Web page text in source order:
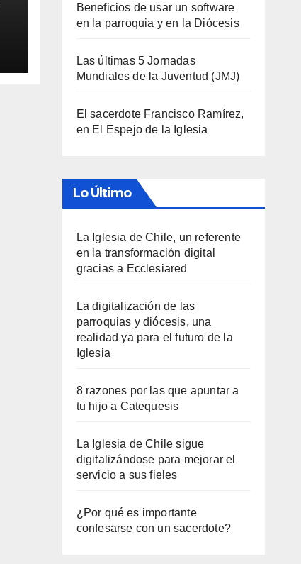
Beneficios de usar un software
en la parroquia y en la Diócesis
Las últimas 5 Jornadas
Mundiales de la Juventud (JMJ)
El sacerdote Francisco Ramírez,
en El Espejo de la Iglesia
Lo Último
La Iglesia de Chile, un referente
en la transformación digital
gracias a Ecclesiared
La digitalización de las
parroquias y diócesis, una
realidad ya para el futuro de la
Iglesia
8 razones por las que apuntar a
tu hijo a Catequesis
La Iglesia de Chile sigue
digitalizándose para mejorar el
servicio a sus fieles
¿Por qué es importante
confesarse con un sacerdote?